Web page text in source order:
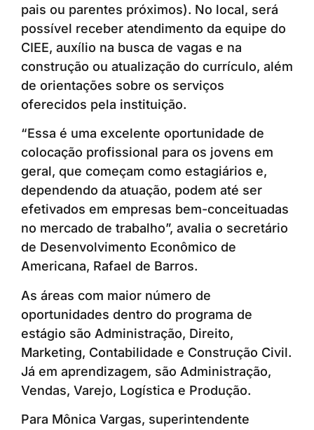
pais ou parentes próximos). No local, será
possível receber atendimento da equipe do
CIEE, auxílio na busca de vagas e na
construção ou atualização do currículo, além
de orientações sobre os serviços
oferecidos pela instituição.
“Essa é uma excelente oportunidade de
colocação profissional para os jovens em
geral, que começam como estagiários e,
dependendo da atuação, podem até ser
efetivados em empresas bem-conceituadas
no mercado de trabalho”, avalia o secretário
de Desenvolvimento Econômico de
Americana, Rafael de Barros.
As áreas com maior número de
oportunidades dentro do programa de
estágio são Administração, Direito,
Marketing, Contabilidade e Construção Civil.
Já em aprendizagem, são Administração,
Vendas, Varejo, Logística e Produção.
Para Mônica Vargas, superintendente